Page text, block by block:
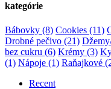
kategórie
Bábovky (8) Cookies (11)
Drobné pečivo (21)
bez cukru (6) Krémy (3)
(1) Nápoje (1) Raňajkové
Recent